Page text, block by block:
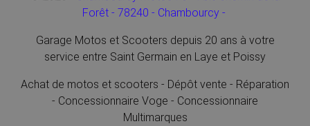
Forêt - 78240 - Chambourcy -
Garage Motos et Scooters depuis 20 ans à votre
service entre Saint Germain en Laye et Poissy
Achat de motos et scooters - Dépôt vente - Réparation
- Concessionnaire Voge - Concessionnaire
Multimarques